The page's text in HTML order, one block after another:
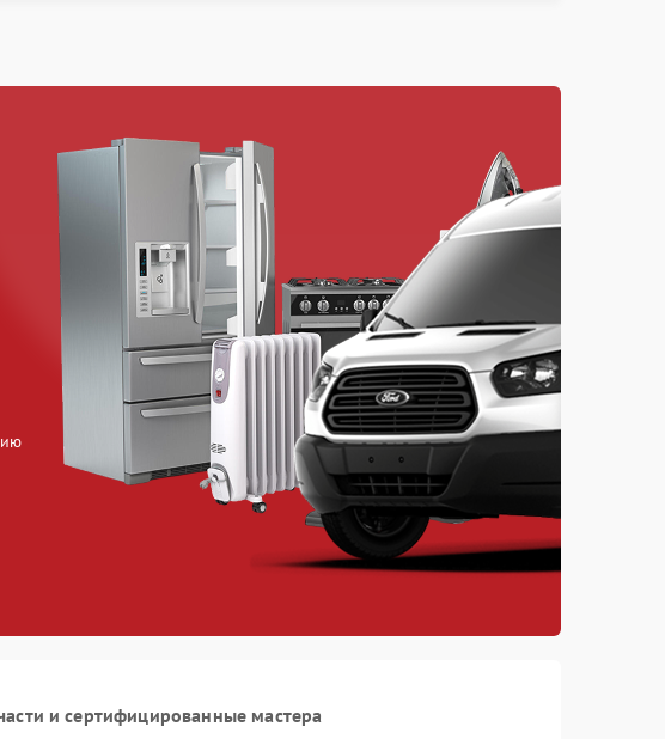
и сертифицированные мастера